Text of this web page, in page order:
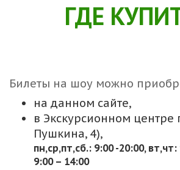
ГДЕ
Билеты на шоу можно
на данном сайте,
в Экскурсионном центре
Пушкина, 4),
пн,cр,пт,сб.: 9:00 -20:00, вт,чт:
9:00 – 14:00